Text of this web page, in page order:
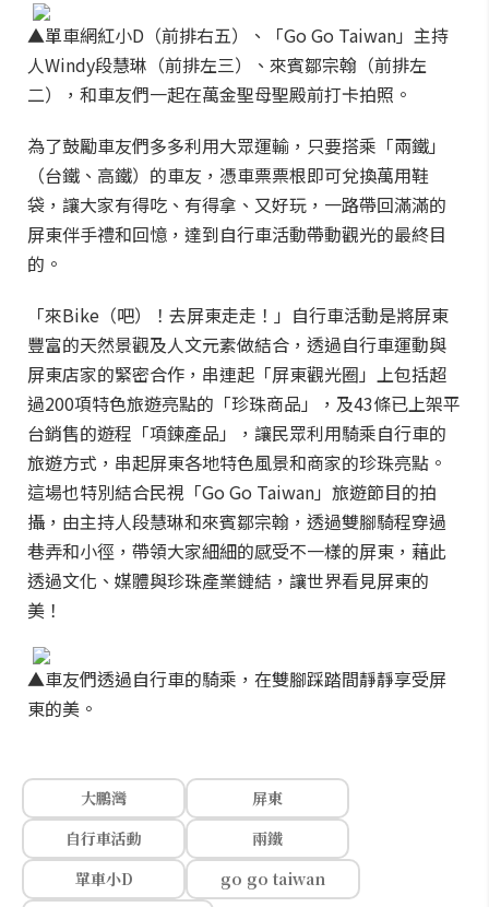
▲單車網紅小D（前排右五）、「Go Go Taiwan」主持
人Windy段慧琳（前排左三）、來賓鄒宗翰（前排左
二），和車友們一起在萬金聖母聖殿前打卡拍照。
為了鼓勵車友們多多利用大眾運輸，只要搭乘「兩鐵」
（台鐵、高鐵）的車友，憑車票票根即可兌換萬用鞋
袋，讓大家有得吃、有得拿、又好玩，一路帶回滿滿的
屏東伴手禮和回憶，達到自行車活動帶動觀光的最終目
的。
「來Bike（吧）！去屏東走走！」自行車活動是將屏東
豐富的天然景觀及人文元素做結合，透過自行車運動與
屏東店家的緊密合作，串連起「屏東觀光圈」上包括超
過200項特色旅遊亮點的「珍珠商品」，及43條已上架平
台銷售的遊程「項鍊產品」，讓民眾利用騎乘自行車的
旅遊方式，串起屏東各地特色風景和商家的珍珠亮點。
這場也特別結合民視「Go Go Taiwan」旅遊節目的拍
攝，由主持人段慧琳和來賓鄒宗翰，透過雙腳騎程穿過
巷弄和小徑，帶領大家細細的感受不一樣的屏東，藉此
透過文化、媒體與珍珠產業鏈結，讓世界看見屏東的
美！
▲車友們透過自行車的騎乘，在雙腳踩踏間靜靜享受屏
東的美。
大鵬灣
屏東
自行車活動
兩鐵
單車小D
go go taiwan